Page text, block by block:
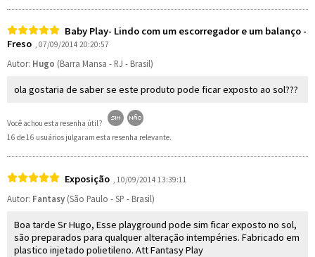
16 de 16 usuários julgaram esta resenha relevante.
Baby Play- Lindo com um escorregador e um balanço -
Freso , 07/09/2014 20:20:57
Autor: Hugo (Barra Mansa - RJ - Brasil)
ola gostaria de saber se este produto pode ficar exposto ao sol???
Você achou esta resenha útil?
Exposição , 10/09/2014 13:39:11
Autor: Fantasy (São Paulo - SP - Brasil)
Boa tarde Sr Hugo, Esse playground pode sim ficar exposto no sol,
são preparados para qualquer alteração intempéries. Fabricado em
plastico injetado polietileno. Att Fantasy Play